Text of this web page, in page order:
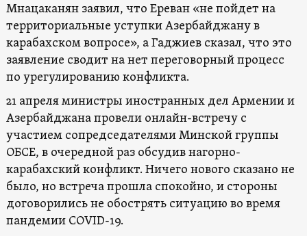
Мнацаканян заявил, что Ереван «не пойдет на
территориальные уступки Азербайджану в
карабахском вопросе», а Гаджиев сказал, что это
заявление сводит на нет переговорный процесс
по урегулированию конфликта.
21 апреля министры иностранных дел Армении и
Азербайджана провели онлайн-встречу с
участием сопредседателями Минской группы
ОБСЕ, в очередной раз обсудив нагорно-
карабахский конфликт. Ничего нового сказано не
было, но встреча прошла спокойно, и стороны
договорились не обострять ситуацию во время
пандемии CОVID-19.